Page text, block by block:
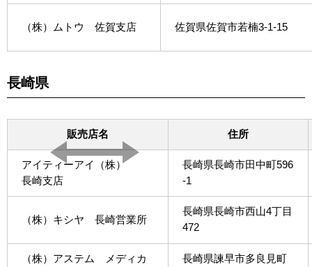
（株）ムトウ 佐賀支店 佐賀県佐賀市若楠3-1-15
長崎県
販売店名 住所
アイティーアイ（株）
長崎支店
長崎県長崎市田中町596
-1
（株）キシヤ 長崎営業所
長崎県長崎市西山4丁目
472
（株）アステム メディカ
長崎県諫早市多良見町